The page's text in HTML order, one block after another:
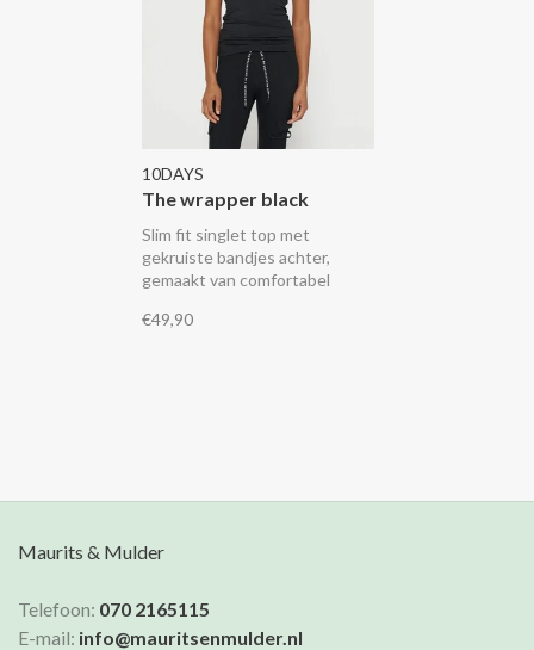
10DAYS
The wrapper black
Slim fit singlet top met
gekruiste bandjes achter,
gemaakt van comfortabel
vintage afwerking rond de hals
€49,90
Maurits & Mulder
Telefoon: 070 2165115
E-mail: info@mauritsenmulder.nl